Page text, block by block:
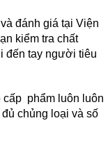
đánh giá tại Viện
kiểm tra chất
đến tay người tiêu
cấp phẩm luôn luôn
chủng loại và số